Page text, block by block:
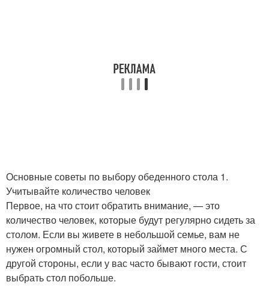
Стол к интерьеру Стол под особенности
Стол от высоты
Основные советы по выбору обеденного стола 1.
Учитывайте количество человек
Первое, на что стоит обратить внимание, — это
количество человек, которые будут регулярно сидеть за
столом. Если вы живете в небольшой семье, вам не
нужен огромный стол, который займет много места. С
другой стороны, если у вас часто бывают гости, стоит
выбрать стол побольше.